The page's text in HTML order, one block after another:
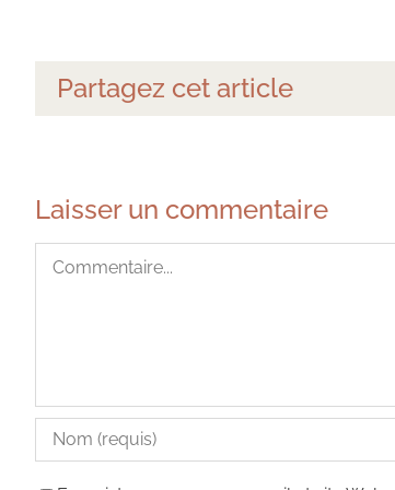
Partagez cet article
Laisser un commentaire